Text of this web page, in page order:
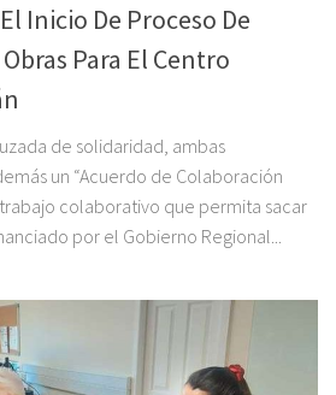
Inicio De Proceso De
Para El Centro
de solidaridad, ambas
un “Acuerdo de Colaboración
colaborativo que permita sacar
por el Gobierno Regional...